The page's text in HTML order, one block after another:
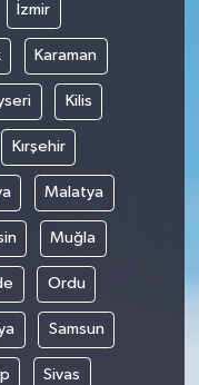
İzmir
Karaman
Kilis
Kırşehir
Malatya
Muğla
Ordu
Samsun
Sivas